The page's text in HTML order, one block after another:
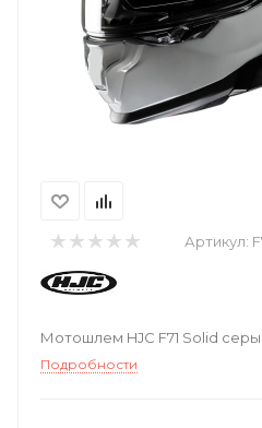
Артикул:
Мотошлем HJC F71 Solid
Подробности